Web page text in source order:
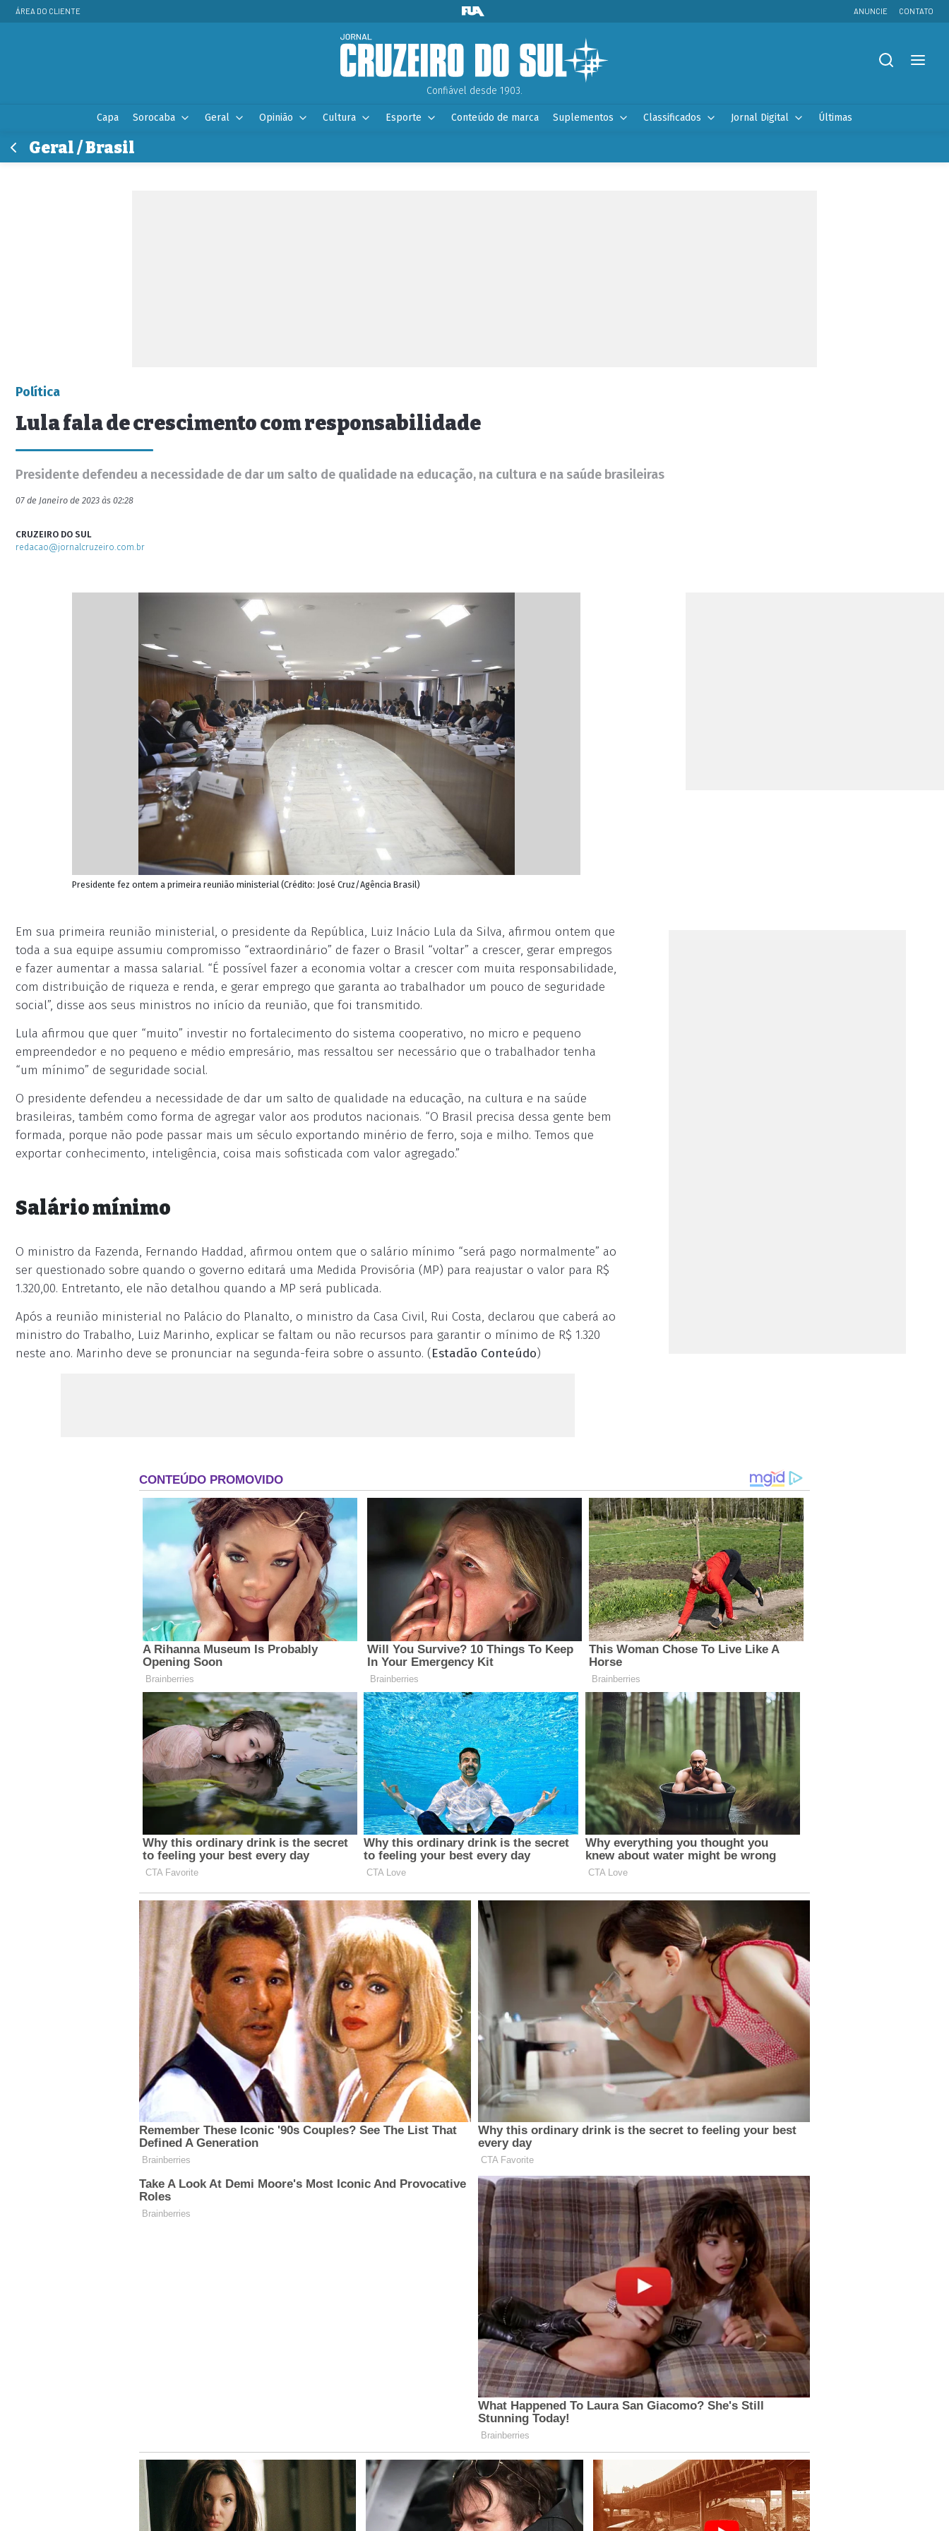
ÁREA DO CLIENTE ANUNCIE CONTATO
Confiável desde 1903.
Capa Sorocaba Geral Opinião Cultura Esporte Conteúdo de marca Suplementos Classificados Jornal Digital Últimas
Geral / Brasil
Política
Lula fala de crescimento com responsabilidade
Presidente defendeu a necessidade de dar um salto de qualidade na educação, na cultura e na saúde brasileiras
07 de Janeiro de 2023 às 02:28
CRUZEIRO DO SUL
redacao@jornalcruzeiro.com.br
Presidente fez ontem a primeira reunião ministerial (Crédito: José Cruz/Agência Brasil)
Em sua primeira reunião ministerial, o presidente da República, Luiz Inácio Lula da Silva, afirmou ontem que
toda a sua equipe assumiu compromisso “extraordinário” de fazer o Brasil “voltar” a crescer, gerar empregos
e fazer aumentar a massa salarial. “É possível fazer a economia voltar a crescer com muita responsabilidade,
com distribuição de riqueza e renda, e gerar emprego que garanta ao trabalhador um pouco de seguridade
social”, disse aos seus ministros no início da reunião, que foi transmitido.
Lula afirmou que quer “muito” investir no fortalecimento do sistema cooperativo, no micro e pequeno
empreendedor e no pequeno e médio empresário, mas ressaltou ser necessário que o trabalhador tenha
“um mínimo” de seguridade social.
O presidente defendeu a necessidade de dar um salto de qualidade na educação, na cultura e na saúde
brasileiras, também como forma de agregar valor aos produtos nacionais. “O Brasil precisa dessa gente bem
formada, porque não pode passar mais um século exportando minério de ferro, soja e milho. Temos que
exportar conhecimento, inteligência, coisa mais sofisticada com valor agregado.”
Salário mínimo
O ministro da Fazenda, Fernando Haddad, afirmou ontem que o salário mínimo “será pago normalmente” ao
ser questionado sobre quando o governo editará uma Medida Provisória (MP) para reajustar o valor para R$
1.320,00. Entretanto, ele não detalhou quando a MP será publicada.
Após a reunião ministerial no Palácio do Planalto, o ministro da Casa Civil, Rui Costa, declarou que caberá ao
ministro do Trabalho, Luiz Marinho, explicar se faltam ou não recursos para garantir o mínimo de R$ 1.320
neste ano. Marinho deve se pronunciar na segunda-feira sobre o assunto. (Estadão Conteúdo)